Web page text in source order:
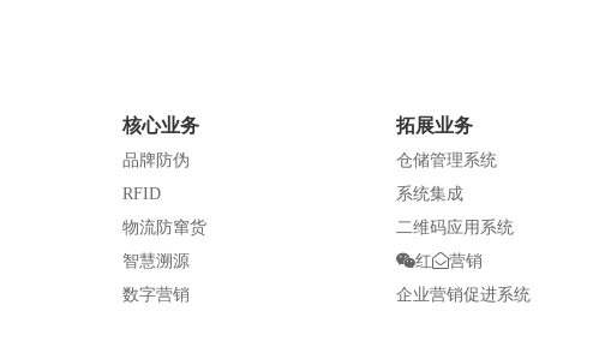
核心业务
品牌防伪
RFID
物流防窜货
智慧溯源
数字营销
拓展业务
仓储管理系统
系统集成
二维码应用系统
红
营销
企业营销促进系统